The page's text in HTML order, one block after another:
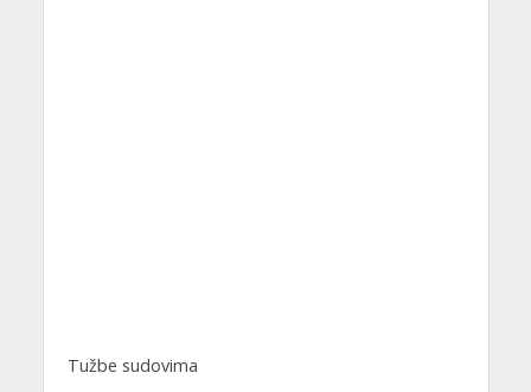
Tužbe sudovima